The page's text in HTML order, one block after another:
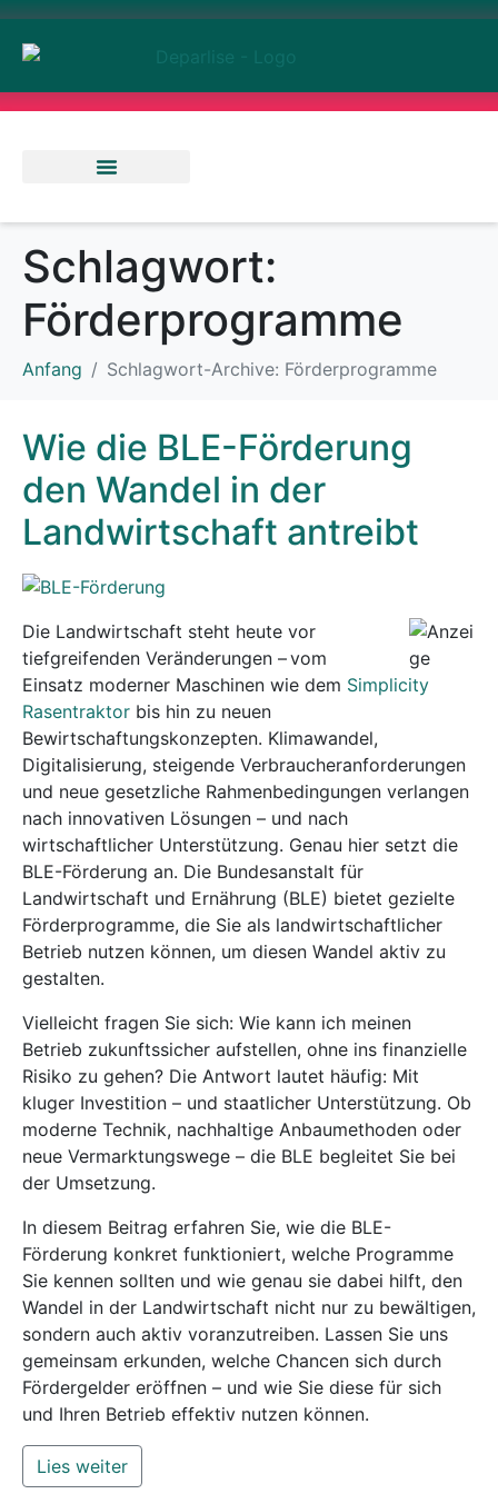
Schlagwort:
Förderprogramme
Anfang Schlagwort-Archive: Förderprogramme
Wie die BLE-Förderung
den Wandel in der
Landwirtschaft antreibt
Die Landwirtschaft steht heute vor
tiefgreifenden Veränderungen – vom
Einsatz moderner Maschinen wie dem Simplicity
Rasentraktor bis hin zu neuen
Bewirtschaftungskonzepten. Klimawandel,
Digitalisierung, steigende Verbraucheranforderungen
und neue gesetzliche Rahmenbedingungen verlangen
nach innovativen Lösungen – und nach
wirtschaftlicher Unterstützung. Genau hier setzt die
BLE-Förderung an. Die Bundesanstalt für
Landwirtschaft und Ernährung (BLE) bietet gezielte
Förderprogramme, die Sie als landwirtschaftlicher
Betrieb nutzen können, um diesen Wandel aktiv zu
gestalten.
Vielleicht fragen Sie sich: Wie kann ich meinen
Betrieb zukunftssicher aufstellen, ohne ins finanzielle
Risiko zu gehen? Die Antwort lautet häufig: Mit
kluger Investition – und staatlicher Unterstützung. Ob
moderne Technik, nachhaltige Anbaumethoden oder
neue Vermarktungswege – die BLE begleitet Sie bei
der Umsetzung.
In diesem Beitrag erfahren Sie, wie die BLE-
Förderung konkret funktioniert, welche Programme
Sie kennen sollten und wie genau sie dabei hilft, den
Wandel in der Landwirtschaft nicht nur zu bewältigen,
sondern auch aktiv voranzutreiben. Lassen Sie uns
gemeinsam erkunden, welche Chancen sich durch
Fördergelder eröffnen – und wie Sie diese für sich
und Ihren Betrieb effektiv nutzen können.
Lies weiter